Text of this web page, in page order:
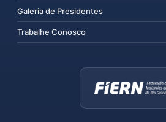
Galeria de Presidentes
Trabalhe Conosco